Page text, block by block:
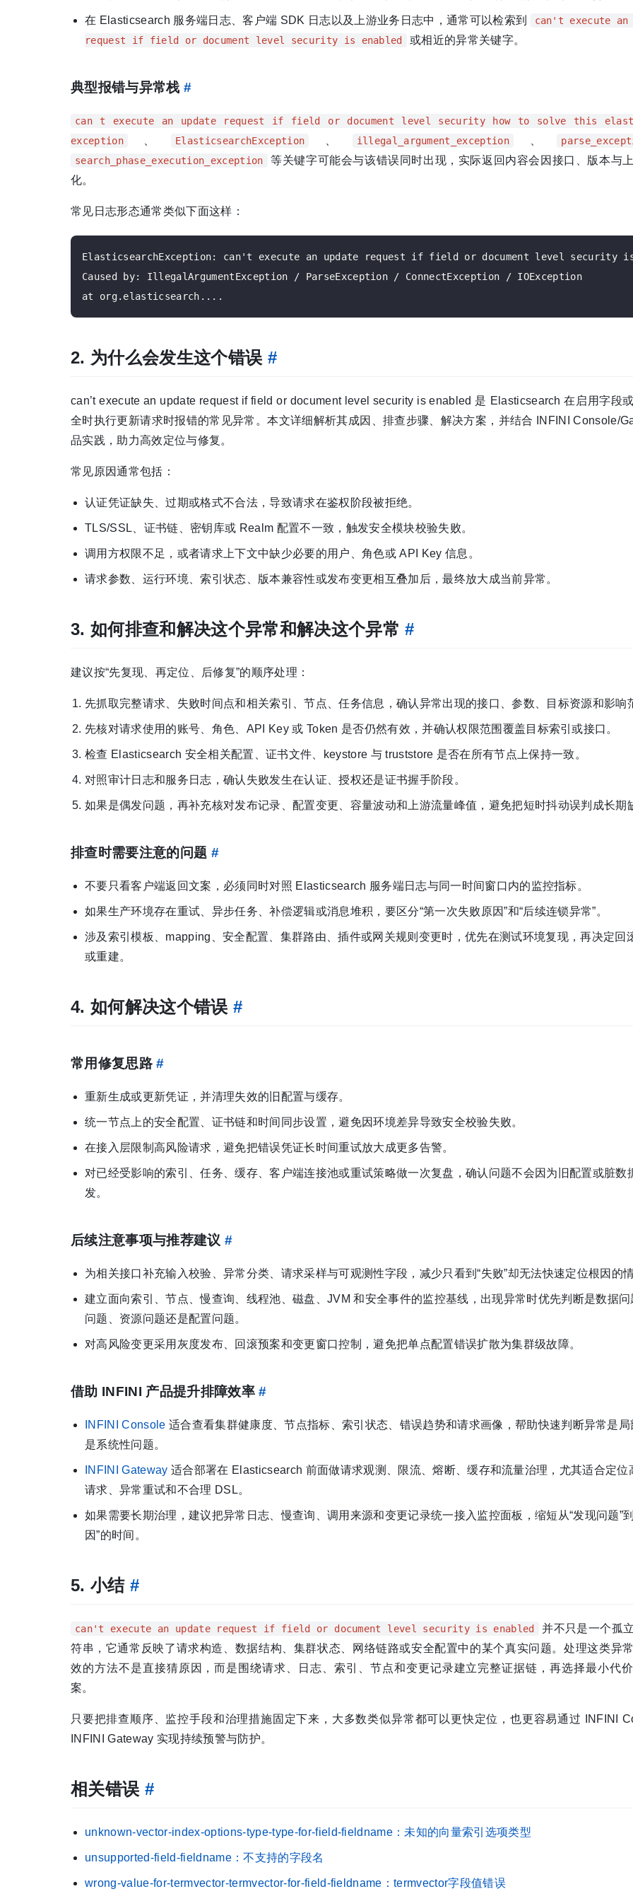
在 Elasticsearch 服务端日志、客户端 SDK 日志以及上游业务日志中，通常可以检索到
can't execute an
request if field or document level security is enabled
或相近的异常关键字。
典型报错与异常栈 #
can t execute an update request if field or document level security how to solve this
exception
、 ElasticsearchException 、 illegal_argument_exception 、
search_phase_execution_exception
等关键字可能会与该错误同时出现，实际返回内容会因接口、版本与
化。
常见日志形态通常类似下面这样：
ElasticsearchException: can't execute an update request if field or document level security
Caused by: IllegalArgumentException / ParseException / ConnectException / IOException
2. 为什么会发生这个错误 #
can’t execute an update request if field or document level security is enabled 是 Elasticsearch 在启用字段
全时执行更新请求时报错的常见异常。本文详细解析其成因、排查步骤、解决方案，并结合 INFINI Console/
品实践，助力高效定位与修复。
常见原因通常包括：
认证凭证缺失、过期或格式不合法，导致请求在鉴权阶段被拒绝。
TLS/SSL、证书链、密钥库或 Realm 配置不一致，触发安全模块校验失败。
调用方权限不足，或者请求上下文中缺少必要的用户、角色或 API Key 信息。
请求参数、运行环境、索引状态、版本兼容性或发布变更相互叠加后，最终放大成当前异常。
3. 如何排查和解决这个异常和解决这个异常#
建议按“先复现、再定位、后修复”的顺序处理：
先抓取完整请求、失败时间点和相关索引、节点、任务信息，确认异常出现的接口、参数、目标资源和影响
先核对请求使用的账号、角色、API Key 或 Token 是否仍然有效，并确认权限范围覆盖目标索引或接口。
检查 Elasticsearch 安全相关配置、证书文件、keystore 与 truststore 是否在所有节点上保持一致。
对照审计日志和服务日志，确认失败发生在认证、授权还是证书握手阶段。
如果是偶发问题，再补充核对发布记录、配置变更、容量波动和上游流量峰值，避免把短时抖动误判成长期
排查时需要注意的问题 #
不要只看客户端返回文案，必须同时对照 Elasticsearch 服务端日志与同一时间窗口内的监控指标。
如果生产环境存在重试、异步任务、补偿逻辑或消息堆积，要区分“第一次失败原因”和“后续连锁异常”。
涉及索引模板、mapping、安全配置、集群路由、插件或网关规则变更时，优先在测试环境复现，再决定回
或重建。
4. 如何解决这个错误 #
常用修复思路#
重新生成或更新凭证，并清理失效的旧配置与缓存。
统一节点上的安全配置、证书链和时间同步设置，避免因环境差异导致安全校验失败。
在接入层限制高风险请求，避免把错误凭证长时间重试放大成更多告警。
对已经受影响的索引、任务、缓存、客户端连接池或重试策略做一次复盘，确认问题不会因为旧配置或脏数
发。
后续注意事项与推荐建议 #
为相关接口补充输入校验、异常分类、请求采样与可观测性字段，减少只看到“失败”却无法快速定位根因的
建立面向索引、节点、慢查询、线程池、磁盘、JVM 和安全事件的监控基线，出现异常时优先判断是数据
问题、资源问题还是配置问题。
对高风险变更采用灰度发布、回滚预案和变更窗口控制，避免把单点配置错误扩散为集群级故障。
借助 INFINI 产品提升排障效率#
INFINI Console 适合查看集群健康度、节点指标、索引状态、错误趋势和请求画像，帮助快速判断异常是
是系统性问题。
INFINI Gateway 适合部署在 Elasticsearch 前面做请求观测、限流、熔断、缓存和流量治理，尤其适合定位
请求、异常重试和不合理 DSL。
如果需要长期治理，建议把异常日志、慢查询、调用来源和变更记录统一接入监控面板，缩短从“发现问题”
因”的时间。
5. 小结 #
can't execute an update request if field or document level security is enabled
并不只是一个孤
符串，它通常反映了请求构造、数据结构、集群状态、网络链路或安全配置中的某个真实问题。处理这类异
效的方法不是直接猜原因，而是围绕请求、日志、索引、节点和变更记录建立完整证据链，再选择最小代
案。
只要把排查顺序、监控手段和治理措施固定下来，大多数类似异常都可以更快定位，也更容易通过 INFINI
INFINI Gateway 实现持续预警与防护。
相关错误 #
unknown-vector-index-options-type-type-for-field-fieldname：未知的向量索引选项类型
unsupported-field-fieldname：不支持的字段名
wrong-value-for-termvector-termvector-for-field-fieldname：termvector字段值错误